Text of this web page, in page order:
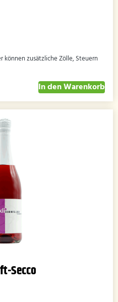
können zusätzliche Zölle, Steuern
In den Warenkorb
Secco